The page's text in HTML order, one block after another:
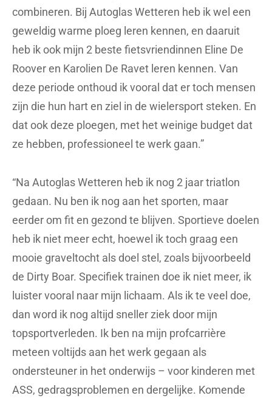
combineren. Bij Autoglas Wetteren heb ik wel een
geweldig warme ploeg leren kennen, en daaruit
heb ik ook mijn 2 beste fietsvriendinnen Eline De
Roover en Karolien De Ravet leren kennen. Van
deze periode onthoud ik vooral dat er toch mensen
zijn die hun hart en ziel in de wielersport steken. En
dat ook deze ploegen, met het weinige budget dat
ze hebben, professioneel te werk gaan.”
“Na Autoglas Wetteren heb ik nog 2 jaar triatlon
gedaan. Nu ben ik nog aan het sporten, maar
eerder om fit en gezond te blijven. Sportieve doelen
heb ik niet meer echt, hoewel ik toch graag een
mooie graveltocht als doel stel, zoals bijvoorbeeld
de Dirty Boar. Specifiek trainen doe ik niet meer, ik
luister vooral naar mijn lichaam. Als ik te veel doe,
dan word ik nog altijd sneller ziek door mijn
topsportverleden. Ik ben na mijn profcarrière
meteen voltijds aan het werk gegaan als
ondersteuner in het onderwijs – voor kinderen met
ASS, gedragsproblemen en dergelijke. Komende